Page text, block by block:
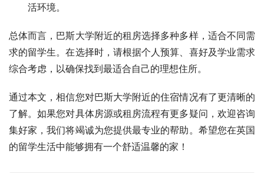
活环境。
总体而言，巴斯大学附近的租房选择多种多样，适合不同需
求的留学生。在选择时，请根据个人预算、喜好及学业需求
综合考虑，以确保找到最适合自己的理想住所。
通过本文，相信您对巴斯大学附近的住宿情况有了更清晰的
了解。如果您对具体房源或租房流程有更多疑问，欢迎咨询
集好家，我们将竭诚为您提供最专业的帮助。希望您在英国
的留学生活中能够拥有一个舒适温馨的家！